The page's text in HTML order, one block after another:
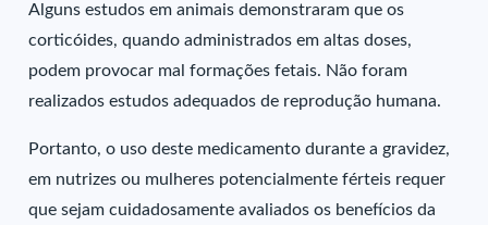
Alguns estudos em animais demonstraram que os
corticóides, quando administrados em altas doses,
podem provocar mal formações fetais. Não foram
realizados estudos adequados de reprodução humana.
Portanto, o uso deste medicamento durante a gravidez,
em nutrizes ou mulheres potencialmente férteis requer
que sejam cuidadosamente avaliados os benefícios da